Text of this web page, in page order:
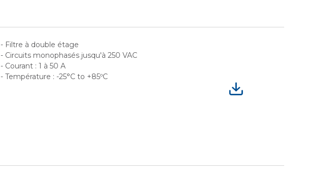
- Filtre à double étage
- Circuits monophasés jusqu'à 250 VAC
- Courant : 1 à 50 A
- Température : -25°C to +85ºC